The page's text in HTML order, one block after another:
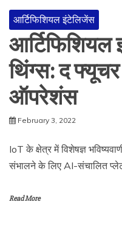
आर्टिफिशियल इंटेलिजेंस
थिंग्स: द
ऑपरेशंस
February 3, 2022
IoT के क्षेत्र में विशेषज्ञ
संभालने के लिए AI-संचालित
Read More